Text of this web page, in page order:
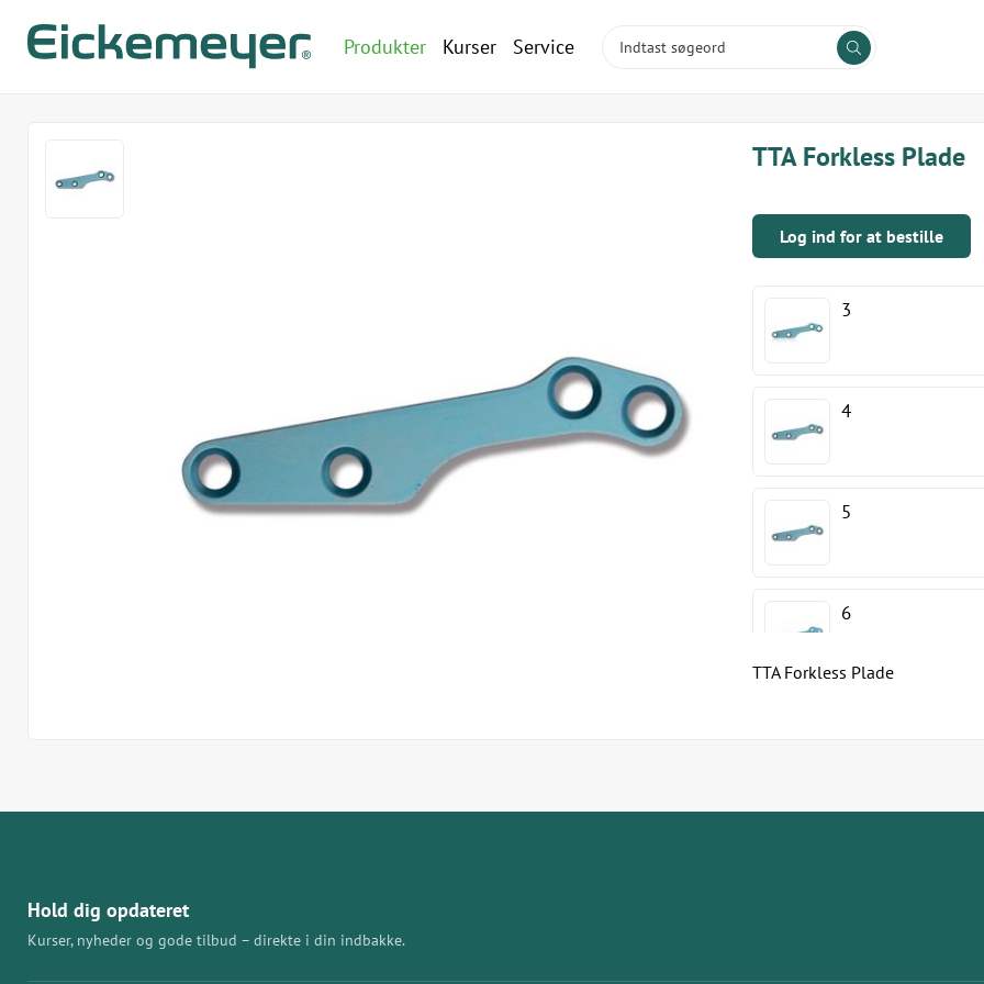
Produkter Kurser Service
TTA Forkless Plade
Log ind for at bestille
3
4
5
6
8
TTA Forkless Plade
Hold dig opdateret
Kurser, nyheder og gode tilbud – direkte i din indbakke.